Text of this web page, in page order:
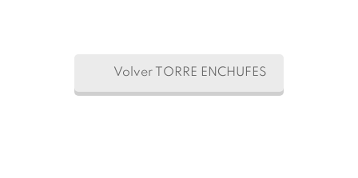
Volver TORRE ENCHUFES